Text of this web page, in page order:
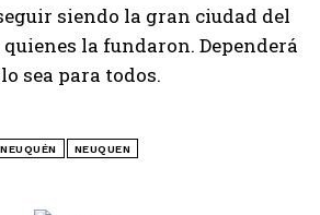
siendo la gran ciudad del
la fundaron. Dependerá
sea para todos.
NEUQUEN